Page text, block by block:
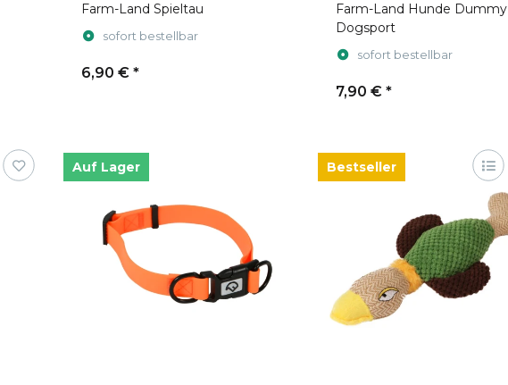
Farm-Land Spieltau
sofort bestellbar
6,90 € *
Farm-Land Hunde Dummy
Dogsport
sofort bestellbar
7,90 € *
Auf Lager Bestseller